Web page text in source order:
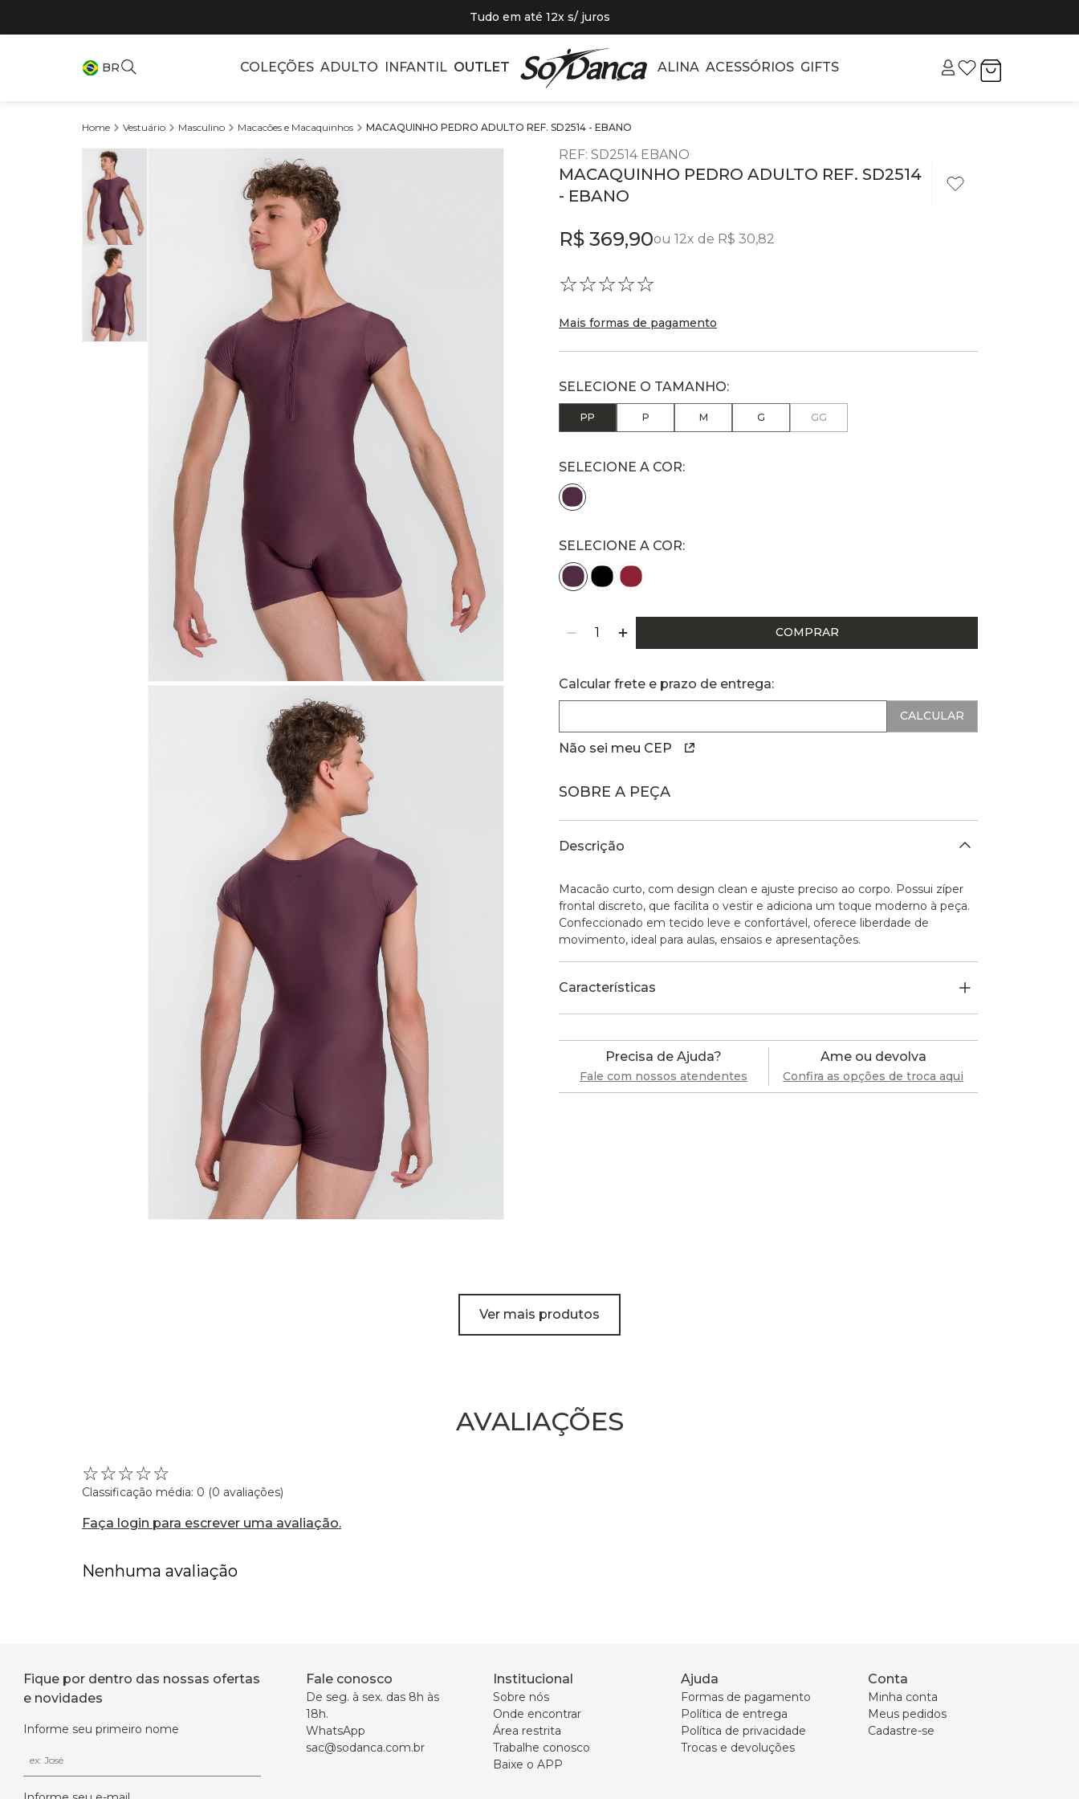
Tudo em até 12x s/ juros
BR COLEÇÕES ADULTO INFANTIL OUTLET ALINA ACESSÓRIOS GIFTS
Vestuário Masculino Macacões e Macaquinhos MACAQUINHO PEDRO ADULTO REF. SD2514 - EBANO
REF: SD2514 EBANO
MACAQUINHO PEDRO ADULTO REF. SD2514
- EBANO
R$ 369,90ou 12x de R$ 30,82
☆☆☆☆☆
Mais formas de pagamento
PP P M G GG
SELECIONE A COR:
COMPRAR
Calcular frete e prazo de entrega:
Não sei meu CEP
SOBRE A PEÇA
Descrição
Macacão curto, com design clean e ajuste preciso ao corpo. Possui zíper
frontal discreto, que facilita o vestir e adiciona um toque moderno à peça.
Confeccionado em tecido leve e confortável, oferece liberdade de
movimento, ideal para aulas, ensaios e apresentações.
Características
Precisa de Ajuda?
Fale com nossos atendentes
Ame ou devolva
Confira as opções de troca aqui
Ver mais produtos
AVALIAÇÕES
☆☆☆☆☆
Classificação média: 0 (0 avaliações)
Faça login para escrever uma avaliação.
Nenhuma avaliação
Fique por dentro das nossas ofertas
e novidades
Informe seu primeiro nome
Fale conosco
De seg. à sex. das 8h às
18h.
WhatsApp
sac@sodanca.com.br
Institucional
Sobre nós
Onde encontrar
Área restrita
Trabalhe conosco
Baixe o APP
Ajuda
Formas de pagamento
Política de entrega
Política de privacidade
Trocas e devoluções
Conta
Minha conta
Meus pedidos
Cadastre-se